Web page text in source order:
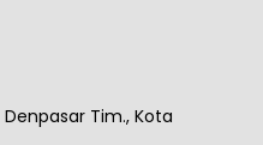
Denpasar Tim., Kota